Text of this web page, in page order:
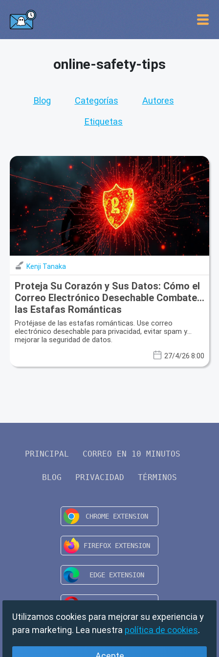
online-safety-tips
Blog Categorías Autores
Etiquetas
Kenji Tanaka
Proteja Su Corazón y Sus Datos: Cómo el
Correo Electrónico Desechable Combate
las Estafas Románticas
Protéjase de las estafas románticas. Use correo
electrónico desechable para privacidad, evitar spam y
mejorar la seguridad de datos.
27/4/26 8:00
PRINCIPAL CORREO EN 10 MINUTOS
BLOG PRIVACIDAD TÉRMINOS
Utilizamos cookies para mejorar su experiencia y
para marketing. Lea nuestra política de cookies.